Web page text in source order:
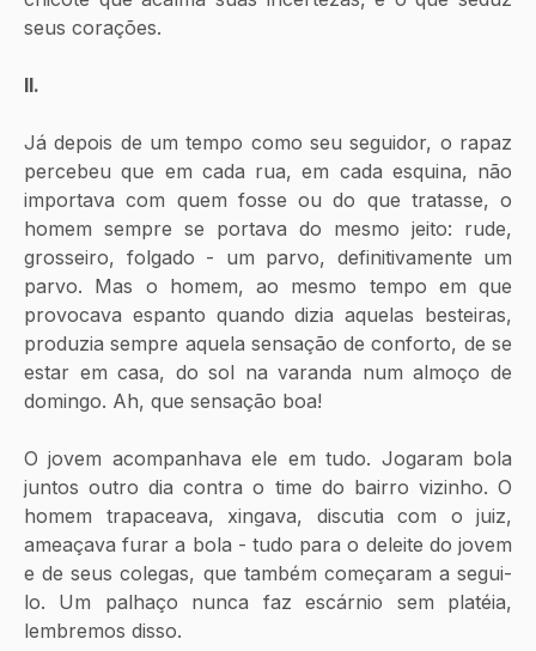
seus corações.
II.
Já depois de um tempo como seu seguidor, o rapaz
percebeu que em cada rua, em cada esquina, não
importava com quem fosse ou do que tratasse, o
homem sempre se portava do mesmo jeito: rude,
grosseiro, folgado - um parvo, definitivamente um
parvo. Mas o homem, ao mesmo tempo em que
provocava espanto quando dizia aquelas besteiras,
produzia sempre aquela sensação de conforto, de se
estar em casa, do sol na varanda num almoço de
domingo. Ah, que sensação boa!
O jovem acompanhava ele em tudo. Jogaram bola
juntos outro dia contra o time do bairro vizinho. O
homem trapaceava, xingava, discutia com o juiz,
ameaçava furar a bola - tudo para o deleite do jovem
e de seus colegas, que também começaram a segui-
lo. Um palhaço nunca faz escárnio sem platéia,
lembremos disso.